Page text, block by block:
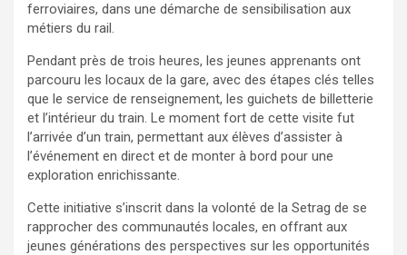
ferroviaires, dans une démarche de sensibilisation aux
métiers du rail.
Pendant près de trois heures, les jeunes apprenants ont
parcouru les locaux de la gare, avec des étapes clés telles
que le service de renseignement, les guichets de billetterie
et l’intérieur du train. Le moment fort de cette visite fut
l’arrivée d’un train, permettant aux élèves d’assister à
l’événement en direct et de monter à bord pour une
exploration enrichissante.
Cette initiative s’inscrit dans la volonté de la Setrag de se
rapprocher des communautés locales, en offrant aux
jeunes générations des perspectives sur les opportunités